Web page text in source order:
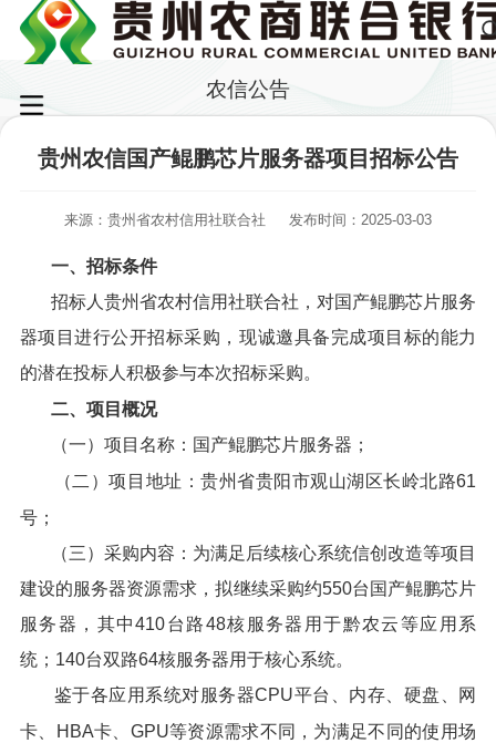
农信公告
贵州农信国产鲲鹏芯片服务器项目招标公告
来源：贵州省农村信用社联合社 发布时间：2025-03-03
一、招标条件
招标人贵州省农村信用社联合社，对国产鲲鹏芯片服务
器项目进行公开招标采购，现诚邀具备完成项目标的能力
的潜在投标人积极参与本次招标采购。
二、项目概况
（一）项目名称：国产鲲鹏芯片服务器；
（二）项目地址：贵州省贵阳市观山湖区长岭北路61
号；
（三）采购内容：为满足后续核心系统信创改造等项目
建设的服务器资源需求，拟继续采购约550台国产鲲鹏芯片
服务器，其中410台路48核服务器用于黔农云等应用系
统；140台双路64核服务器用于核心系统。
鉴于各应用系统对服务器CPU平台、内存、硬盘、网
卡、HBA卡、GPU等资源需求不同，为满足不同的使用场